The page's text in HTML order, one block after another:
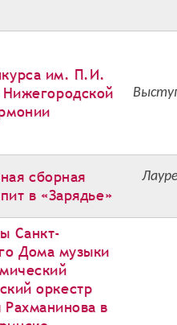
им. П.И.
Нижегородской
сборная
в «Зарядье»
Санкт-
Дома музыки
оркестр
в